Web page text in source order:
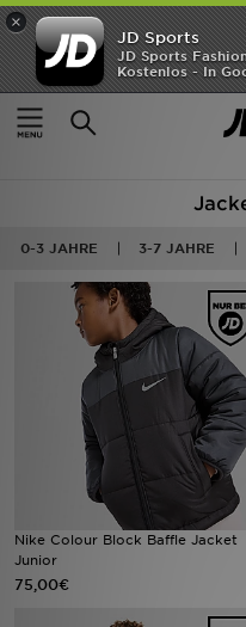
×
JD Sports
JD Sports
Kostenlos - In
Startseite
Kinder
71 Produkte
0-3 JAHRE 3-7 JAHRE
Nike Colour Block Baffle Jacket
Junior
75,00€
Startseite
ANGEBOTE
Herren
Damen
Bestsellers
JD Exklusives
Fußball
Sport